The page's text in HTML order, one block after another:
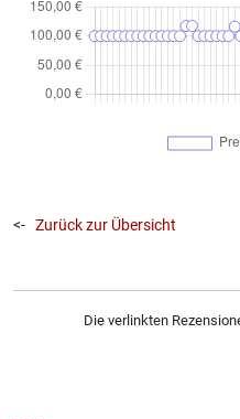
<- Zurück zur Übersicht
Die verlinkten